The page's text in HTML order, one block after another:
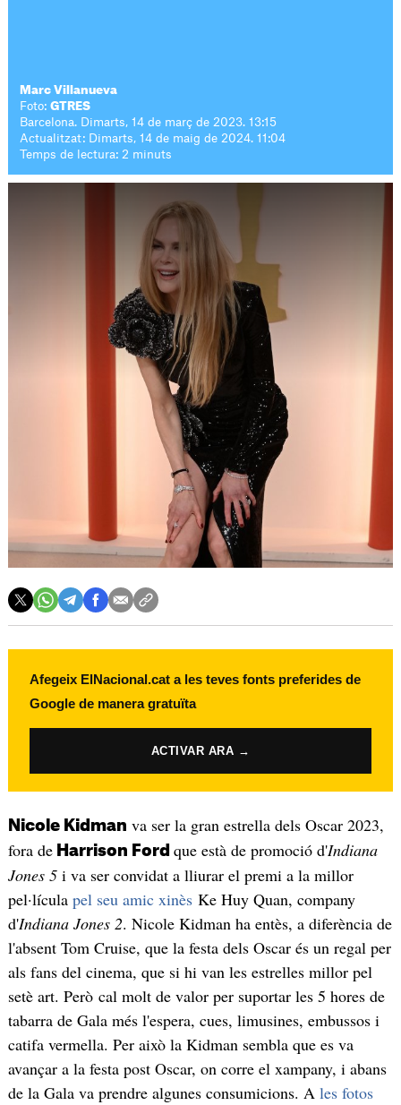
Marc Villanueva
Foto:GTRES
Barcelona. Dimarts, 14 de març de 2023. 13:15
Actualitzat: Dimarts, 14 de maig de 2024. 11:04
Temps de lectura: 2 minuts
Afegeix ElNacional.cat a les teves fonts preferides de
Google de manera gratuïta
ACTIVAR ARA →
Nicole Kidman va ser la gran estrella dels Oscar 2023,
fora deHarrison Ford que està de promoció d'Indiana
Jones 5i va ser convidat a lliurar el premi a la millor
pel·lículapel seu amic xinèsKe Huy Quan, company
d'Indiana Jones 2. Nicole Kidman ha entès, a diferència de
l'absent Tom Cruise, que la festa dels Oscar és un regal per
als fans del cinema, que si hi van les estrelles millor pel
setè art. Però cal molt de valor per suportar les 5 hores de
tabarra de Gala més l'espera, cues, limusines, embussos i
catifa vermella. Per això la Kidman sembla que es va
avançar a la festa post Oscar, on corre el xampany, i abans
de la Gala va prendre algunes consumicions. A les fotos